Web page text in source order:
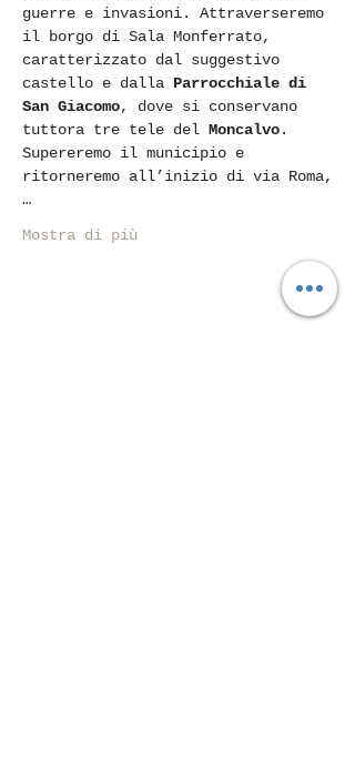
guerre e invasioni. Attraverseremo
il borgo di Sala Monferrato,
caratterizzato dal suggestivo
castello e dalla Parrocchiale di
San Giacomo, dove si conservano
tuttora tre tele del Moncalvo.
Supereremo il municipio e
ritorneremo all’inizio di via Roma,
…
Mostra di più